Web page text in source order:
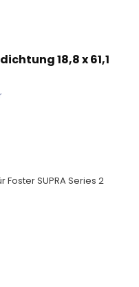
18,8 x 61,1
SUPRA Series 2